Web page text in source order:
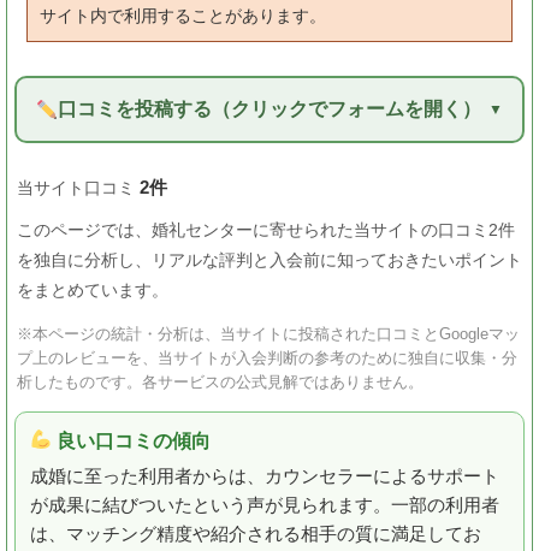
サイト内で利用することがあります。
口コミを投稿する（クリックでフォームを開く）
当サイト口コミ 2件
このページでは、婚礼センターに寄せられた当サイトの口コミ2件
を独自に分析し、リアルな評判と入会前に知っておきたいポイント
をまとめています。
※本ページの統計・分析は、当サイトに投稿された口コミとGoogleマッ
プ上のレビューを、当サイトが入会判断の参考のために独自に収集・分
析したものです。各サービスの公式見解ではありません。
良い口コミの傾向
成婚に至った利用者からは、カウンセラーによるサポート
が成果に結びついたという声が見られます。一部の利用者
は、マッチング精度や紹介される相手の質に満足してお